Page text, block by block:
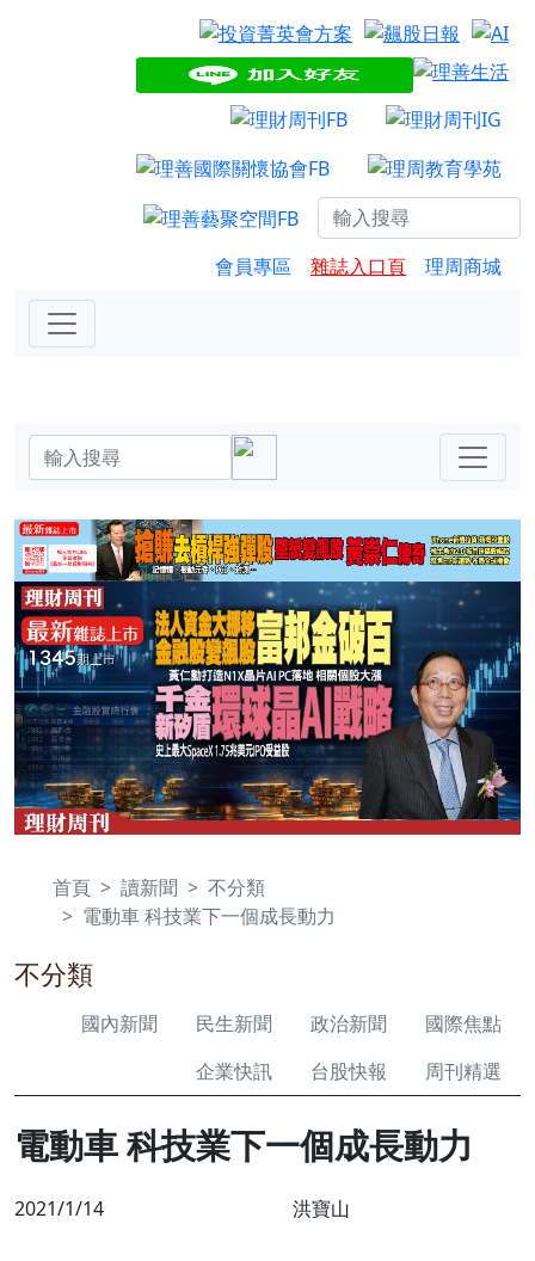
會員專區 雜誌入口頁 理周商城
首頁 讀新聞
不分類
電動車 科技業下一個成長動力
不分類
國內新聞 民生新聞 政治新聞
國際焦點
企業快訊
台股快報 周刊精選
電動車 科技業下一個成長動力
2021/1/14 洪寶山